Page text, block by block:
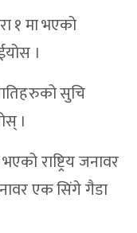
१ मा भएको
।
सुचि
।
राष्ट्रिय जनावर
एक सिंगे गैडा